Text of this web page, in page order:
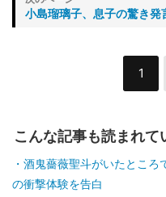
小島瑠璃子、息子の驚き発
1
こんな記事も読まれて
酒鬼薔薇聖斗がいたとこ
の衝撃体験を告白